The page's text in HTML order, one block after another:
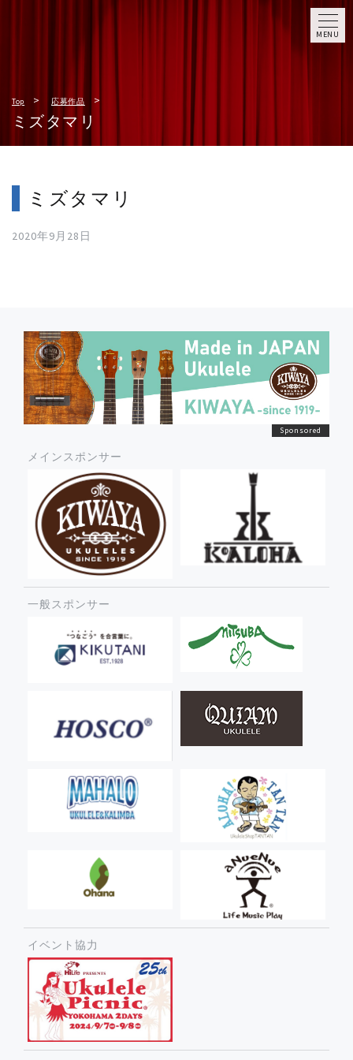
MENU
Top 応募作品
ミズタマリ
ミズタマリ
2020年9月28日
メインスポンサー
一般スポンサー
イベント協力